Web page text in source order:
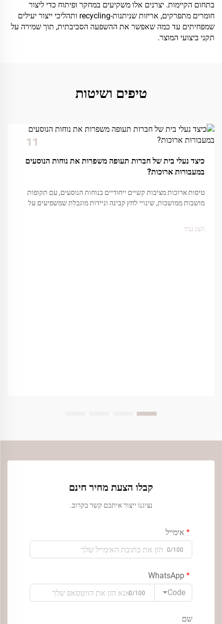
בתחום הקיימות. יצרנים אלו משקיעים במחקר ופיתוח כדי ליצור
חומרים מתפרקים, אריזות שניתנות-recycling ותהליכי ייצור יעילים
שמפחיתים עד כמה שאפשר את ההשפעה הסביבתית, תוך שמירה על
תקני ביצועי המוצר.
טיפים ושיטות
11
כיצד נעלי בית של חברות תעופה משפרות את נוחות הנוסעים
במעבורות ארוכות?
טיסות ארוכות מציבות קשיים ייחודיים בנוחות הנוסעים, עם תקופות
מושבות ממושכות, שינויי לחץ קבינה וניידות מוגבלת שמשפיעים על
הצג עוד
קבלו הצעת מחיר חינם
נציגנו ייצור איתכם קשר בקרוב.
אימייל
0/100
Code
0/100
שם